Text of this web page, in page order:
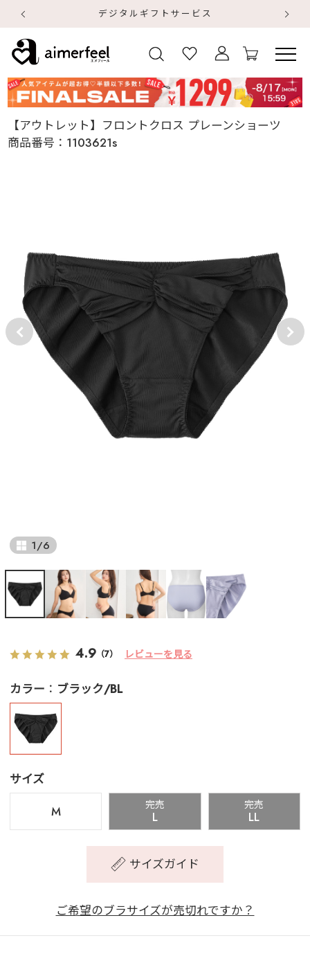
デジタルギフトサービス
【アウトレット】フロントクロス プレーンショーツ
商品番号： 1103621s
1/6
4.9 （7） レビューを見る
カラー ブラック/BL
サイズ
M
完売
L
完売
LL
サイズガイド
ご希望のブラサイズが売切れですか？